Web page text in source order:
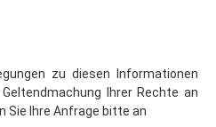
Ihrer Rechte an
Sie Ihre Anfrage bitte an
& Co. KG